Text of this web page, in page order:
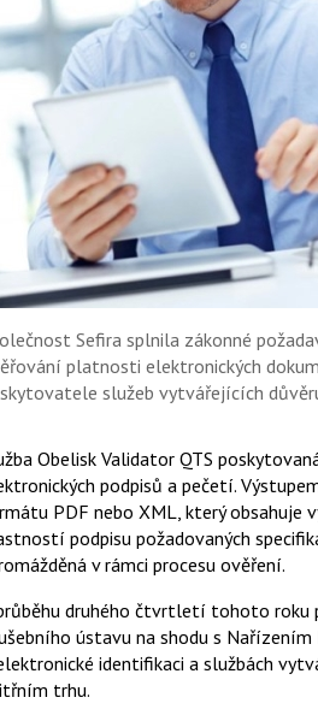
Sefira splnila zákonné
platnosti elektronických
služeb vytvářejících
Obelisk Validator QTS
podpisů a pečetí.
PDF nebo XML, který obsahuje
podpisu požadovaných
v rámci procesu ověření.
druhého čtvrtletí tohoto roku
ústavu na shodu s
identifikaci a službách
trhu.